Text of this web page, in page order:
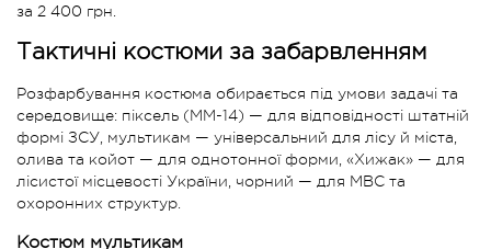
за 2 400 грн.
Тактичні костюми за забарвленням
Розфарбування костюма обирається під умови задачі та
середовище: піксель (ММ-14) — для відповідності штатній
формі ЗСУ, мультикам — універсальний для лісу й міста,
олива та койот — для однотонної форми, «Хижак» — для
лісистої місцевості України, чорний — для МВС та
охоронних структур.
Костюм мультикам